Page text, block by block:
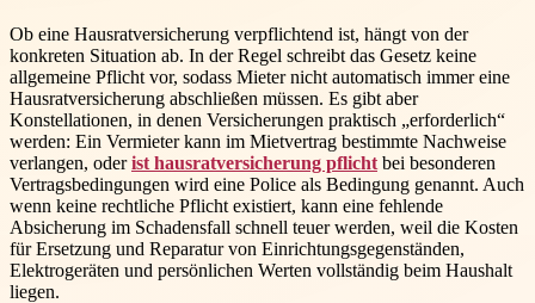
Ob eine Hausratversicherung verpflichtend ist, hängt von der
konkreten Situation ab. In der Regel schreibt das Gesetz keine
allgemeine Pflicht vor, sodass Mieter nicht automatisch immer eine
Hausratversicherung abschließen müssen. Es gibt aber
Konstellationen, in denen Versicherungen praktisch „erforderlich“
werden: Ein Vermieter kann im Mietvertrag bestimmte Nachweise
verlangen, oderist hausratversicherung pflicht bei besonderen
Vertragsbedingungen wird eine Police als Bedingung genannt. Auch
wenn keine rechtliche Pflicht existiert, kann eine fehlende
Absicherung im Schadensfall schnell teuer werden, weil die Kosten
für Ersetzung und Reparatur von Einrichtungsgegenständen,
Elektrogeräten und persönlichen Werten vollständig beim Haushalt
liegen.